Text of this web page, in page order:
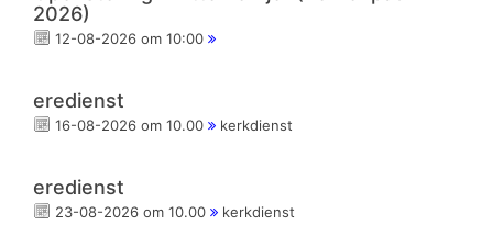
2026)
12-08-2026 om 10:00
eredienst
16-08-2026 om 10.00 kerkdienst
eredienst
23-08-2026 om 10.00 kerkdienst